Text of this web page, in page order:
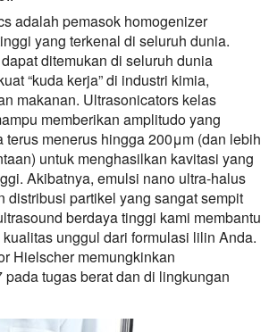
adalah pemasok homogenizer
yang terkenal di seluruh dunia.
ditemukan di seluruh dunia
“kuda kerja” di industri kimia,
makanan. Ultrasonicators kelas
memberikan amplitudo yang
terus menerus hingga 200μm (dan lebih
untuk menghasilkan kavitasi yang
Akibatnya, emulsi nano ultra-halus
distribusi partikel yang sangat sempit
berdaya tinggi kami membantu
unggul dari formulasi lilin Anda.
Hielscher memungkinkan
tugas berat dan di lingkungan